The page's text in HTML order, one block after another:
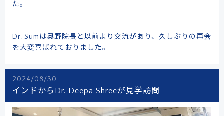
た。
Dr. Sumは奥野院長と以前より交流があり、久しぶりの再会
を大変喜ばれておりました。
2024/08/30
インドからDr. Deepa Shreeが見学訪問